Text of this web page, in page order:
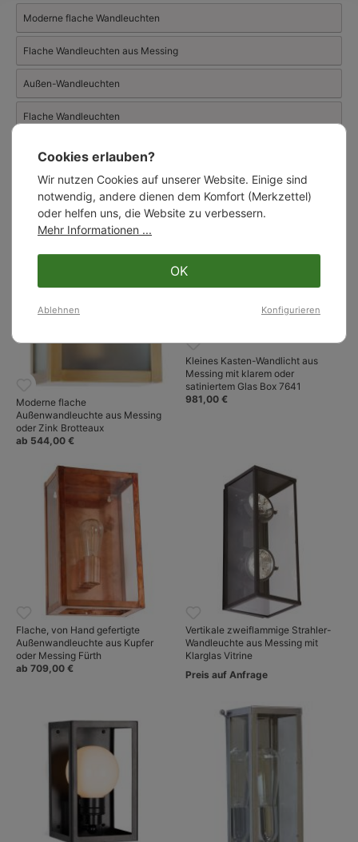
typischen gräulichen Rost. In jüngster Zeit überzeugt der
Hersteller auch durch handgefertigte Design-Außenleuchten im
klassisch-modernen italienischen Landhausstil und mediterrane
Laternen aus hand-patiniertem Messing.
Moderne flache Wandleuchten
Flache Wandleuchten aus Messing
Außen-Wandleuchten
Flache Wandleuchten
Ähnliche Artikel:
Moderne flache
Außenwandleuchte aus Messing
oder Zink Brotteaux
ab 544,00 €
Kleines Kasten-Wandlicht aus
Messing mit klarem oder
satiniertem Glas Box 7641
981,00 €
Flache, von Hand gefertigte
Außenwandleuchte aus Kupfer
oder Messing Fürth
ab 709,00 €
Vertikale zweiflammige Strahler-
Wandleuchte aus Messing mit
Klarglas Vitrine
Preis auf Anfrage
Cookies erlauben?
Wir nutzen Cookies auf unserer Website. Einige sind
notwendig, andere dienen dem Komfort (Merkzettel)
oder helfen uns, die Website zu verbessern.
Mehr Informationen ...
OK
Ablehnen Konfigurieren